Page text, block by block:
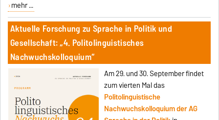
mehr ...
Aktuelle Forschung zu Sprache in Politik und
Gesellschaft: „4. Politolinguistisches
Nachwuchskolloquium“
Am 29. und 30. September findet
zum vierten Mal das
Politolinguistische
Nachwuchskolloquium der AG